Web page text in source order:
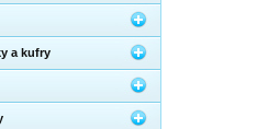
a kufry